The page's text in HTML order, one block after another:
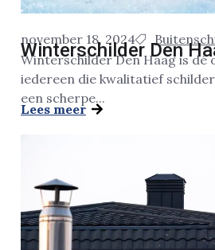
november 18, 2024
Winterschilder Den
Winterschilder Den Haag is dé
iedereen die kwalitatief
een scherpe...
Lees meer